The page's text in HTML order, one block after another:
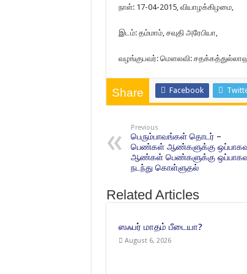
நாள்: 17-04-2015, வியாழக்கிழமை,
இடம்: தம்மாம், சவுதி அரேபியா,
வழங்குபவர்: மௌலவி:
Share Facebook
Previous
பெரும்பாவங்கள் தொடர் –
பெண்கள் ஆண்களுக்கு
ஆண்கள் பெண்களுக்கு
நடந்து கொள்ளுதல்
Related Articles
ஸஃபர் மாதம் பீடையா?
August 6, 2026